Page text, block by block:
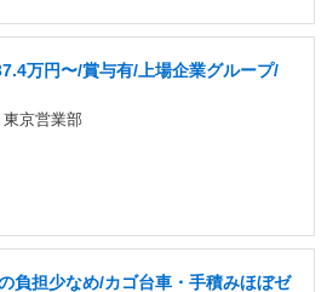
万円〜/賞与有/上場企業グループ/
京営業部
負担少なめ/カゴ台車・手積みほぼゼ